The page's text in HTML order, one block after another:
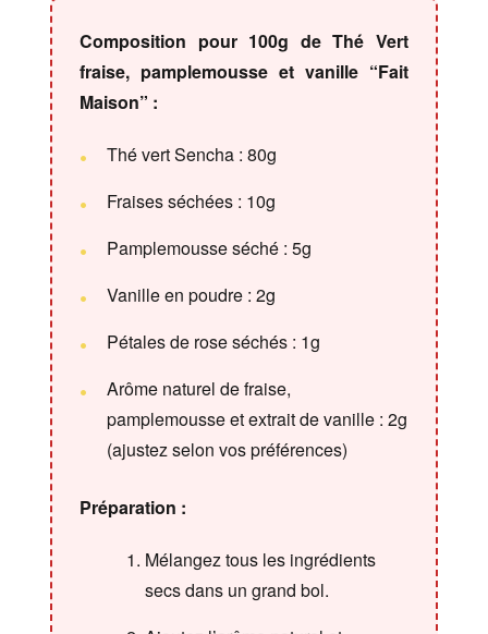
Composition pour 100g de Thé Vert
fraise, pamplemousse et vanille “Fait
Maison” :
Thé vert Sencha : 80g
Fraises séchées : 10g
Pamplemousse séché : 5g
Vanille en poudre : 2g
Pétales de rose séchés : 1g
Arôme naturel de fraise,
pamplemousse et extrait de vanille : 2g
(ajustez selon vos préférences)
Préparation :
Mélangez tous les ingrédients
secs dans un grand bol.